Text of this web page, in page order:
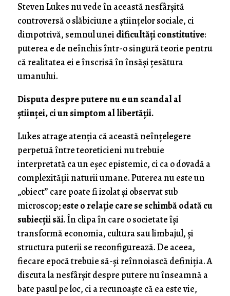
Steven Lukes nu vede în această nesfârșită
controversă o slăbiciune a științelor sociale, ci
dimpotrivă, semnul unei dificultăți constitutive:
puterea e de neînchis într-o singură teorie pentru
că realitatea ei e înscrisă în însăși țesătura
umanului.
Disputa despre putere nu e un scandal al
științei, ci un simptom al libertății.
Lukes atrage atenția că această neînțelegere
perpetuă între teoreticieni nu trebuie
interpretată ca un eșec epistemic, ci ca o dovadă a
complexității naturii umane. Puterea nu este un
„obiect” care poate fi izolat și observat sub
microscop;este o relație care se schimbă odată cu
subiecții săi. În clipa în care o societate își
transformă economia, cultura sau limbajul, și
structura puterii se reconfigurează. De aceea,
fiecare epocă trebuie să-și reînnoiască definiția. A
discuta la nesfârșit despre putere nu înseamnă a
bate pasul pe loc, ci a recunoaște că ea este vie,